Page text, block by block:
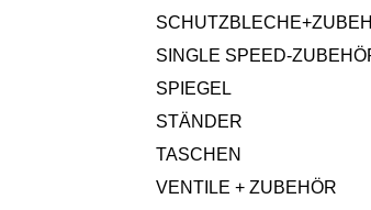
SINGLE SPEED-
SPIEGEL
STÄNDER
TASCHEN
VENTILE + ZUBEHÖR